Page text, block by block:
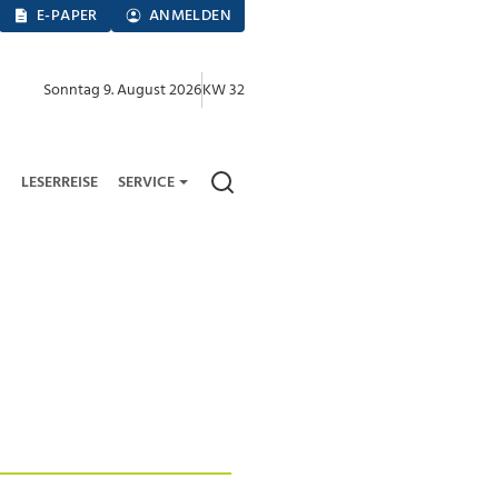
E-PAPER ANMELDEN
Sonntag 9. August 2026KW 32
LESERREISE SERVICE